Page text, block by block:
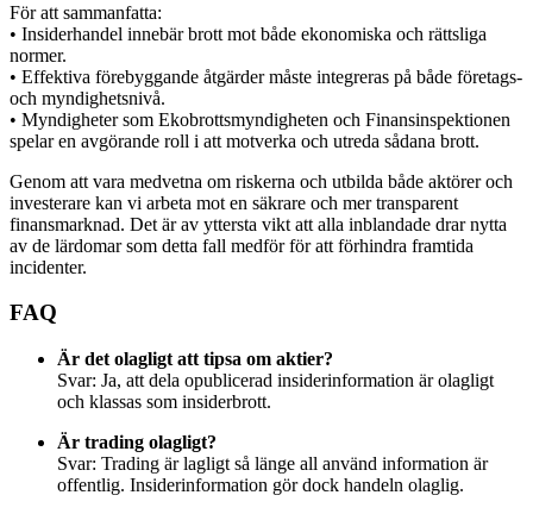
För att sammanfatta:
• Insiderhandel innebär brott mot både ekonomiska och rättsliga
normer.
• Effektiva förebyggande åtgärder måste integreras på både företags-
och myndighetsnivå.
• Myndigheter som Ekobrottsmyndigheten och Finansinspektionen
spelar en avgörande roll i att motverka och utreda sådana brott.
Genom att vara medvetna om riskerna och utbilda både aktörer och
investerare kan vi arbeta mot en säkrare och mer transparent
finansmarknad. Det är av yttersta vikt att alla inblandade drar nytta
av de lärdomar som detta fall medför för att förhindra framtida
incidenter.
FAQ
Är det olagligt att tipsa om aktier?
Svar: Ja, att dela opublicerad insiderinformation är olagligt
och klassas som insiderbrott.
Är trading olagligt?
Svar: Trading är lagligt så länge all använd information är
offentlig. Insiderinformation gör dock handeln olaglig.